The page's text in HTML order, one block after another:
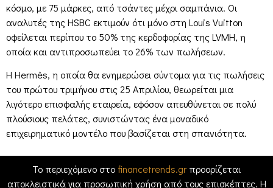
κόσμο, με 75 μάρκες, από τσάντες μέχρι σαμπάνια. Οι
αναλυτές της HSBC εκτιμούν ότι μόνο στη Louis Vuitton
οφείλεται περίπου το 50% της κερδοφορίας της LVMH, η
οποία και αντιπροσωπεύει το 26% των πωλήσεων.
Η Hermès, η οποία θα ενημερώσει σύντομα για τις πωλήσεις
του πρώτου τριμήνου στις 25 Απριλίου, θεωρείται μια
λιγότερο επισφαλής εταιρεία, εφόσον απευθύνεται σε πολύ
πλούσιους πελάτες, συνιστώντας ένα μοναδικό
επιχειρηματικό μοντέλο που βασίζεται στη σπανιότητα.
Το περιεχόμενο στο financetrends.grπροορίζεται
αποκλειστικά για προσωπική χρήση από τους επισκέπτες. Η